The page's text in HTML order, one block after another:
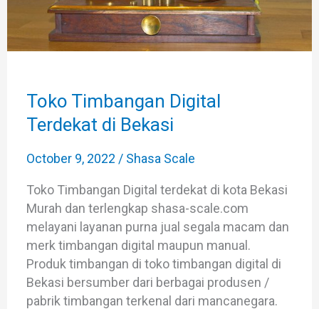
Toko Timbangan Digital
Terdekat di Bekasi
October 9, 2022 / Shasa Scale
Toko Timbangan Digital terdekat di kota Bekasi
Murah dan terlengkap shasa-scale.com
melayani layanan purna jual segala macam dan
merk timbangan digital maupun manual.
Produk timbangan di toko timbangan digital di
Bekasi bersumber dari berbagai produsen /
pabrik timbangan terkenal dari mancanegara.